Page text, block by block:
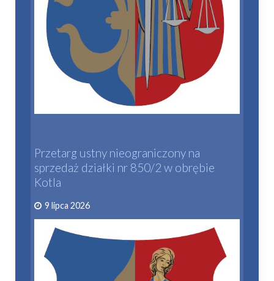
Przetarg ustny nieograniczony na
sprzedaż działki nr 850/2 w obrębie
Kotla
9 lipca 2026